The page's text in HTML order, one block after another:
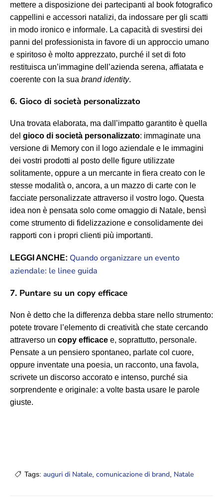
mettere a disposizione dei partecipanti al book fotografico
cappellini e accessori natalizi, da indossare per gli scatti
in modo ironico e informale. La capacità di svestirsi dei
panni del professionista in favore di un approccio umano
e spiritoso è molto apprezzato, purché il set di foto
restituisca un’immagine dell’azienda serena, affiatata e
coerente con la sua brand identity.
6. Gioco di società personalizzato
Una trovata elaborata, ma dall’impatto garantito è quella
del gioco di società personalizzato: immaginate una
versione di Memory con il logo aziendale e le immagini
dei vostri prodotti al posto delle figure utilizzate
solitamente, oppure a un mercante in fiera creato con le
stesse modalità o, ancora, a un mazzo di carte con le
facciate personalizzate attraverso il vostro logo. Questa
idea non è pensata solo come omaggio di Natale, bensì
come strumento di fidelizzazione e consolidamente dei
rapporti con i propri clienti più importanti.
LEGGI ANCHE: Quando organizzare un evento
aziendale: le linee guida
7. Puntare su un copy efficace
Non è detto che la differenza debba stare nello strumento:
potete trovare l’elemento di creatività che state cercando
attraverso un copy efficace e, soprattutto, personale.
Pensate a un pensiero spontaneo, parlate col cuore,
oppure inventate una poesia, un racconto, una favola,
scrivete un discorso accorato e intenso, purché sia
sorprendente e originale: a volte basta usare le parole
giuste.
Tags: auguri di Natale comunicazione di brand Natale